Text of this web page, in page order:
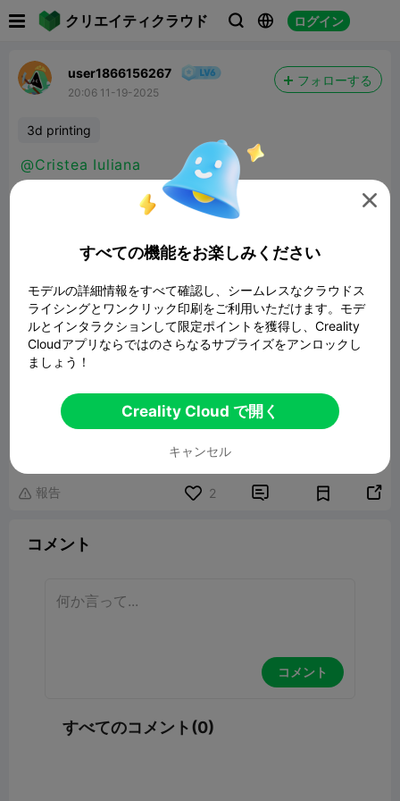
クリエイティクラウド   ログイン
user1866156267
20:06 11-19-2025
フォローする
3d printing
@Cristea Iuliana
関連3Dモデル
 報告 2  
コメント
コメント
すべてのコメント(0)

すべての機能をお楽しみください
モデルの詳細情報をすべて確認し、シームレスなクラウドス
ライシングとワンクリック印刷をご利用いただけます。モデ
ルとインタラクションして限定ポイントを獲得し、Creality
Cloudアプリならではのさらなるサプライズをアンロックし
ましょう！
Creality Cloud で開く
キャンセル